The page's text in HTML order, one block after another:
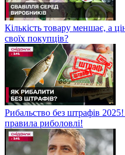
Кількість товару меншає, а
своїх покупців?
Рибальство без штрафів
правила риболовлі!